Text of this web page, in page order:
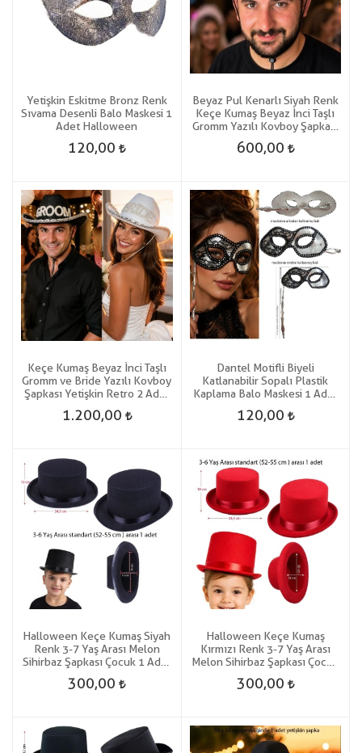
Yetişkin Eskitme Bronz Renk
Sıvama Desenli Balo Maskesi 1
Adet Halloween
120,00
Beyaz Pul Kenarlı Siyah Renk
Keçe Kumaş Beyaz İnci Taşlı
Gromm Yazılı Kovboy Şapkası
Yetişkin Retro 1 Adet Damat
600,00
Keçe Kumaş Beyaz İnci Taşlı
Gromm ve Bride Yazılı Kovboy
Şapkası Yetişkin Retro 2 Adet
Gelin Damat
1.200,00
Dantel Motifli Biyeli
Katlanabilir Sopalı Plastik
Kaplama Balo Maskesi 1 Adet
Hallow
120,00
Halloween Keçe Kumaş Siyah
Renk 3-7 Yaş Arası Melon
Sihirbaz Şapkası Çocuk 1 Adet
300,00
Halloween Keçe Kumaş
Kırmızı Renk 3-7 Yaş Arası
Melon Sihirbaz Şapkası Çocuk
300,00